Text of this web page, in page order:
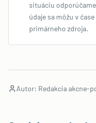
situáciu
údaje sa môžu v
primárneho zdroja.
Autor: Redakcia akcne-